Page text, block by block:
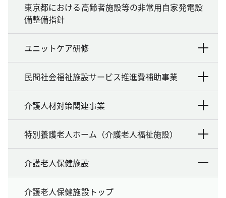
東京都における高齢者施設等の非常用自家発電設
備整備指針
ユニットケア研修
民間社会福祉施設サービス推進費補助事業
介護人材対策関連事業
特別養護老人ホーム（介護老人福祉施設）
介護老人保健施設
介護老人保健施設トップ